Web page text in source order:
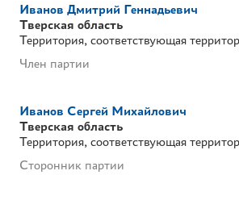
Иванов Дмитрий Геннадьевич
Тверская область
Территория, соответствующая
Член партии
Иванов Сергей Михайлович
Тверская область
Территория, соответствующая
Сторонник партии